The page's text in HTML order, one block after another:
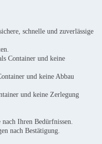
schnelle und zuverlässige
Container und keine
und keine Abbau
und keine Zerlegung
Ihren Bedürfnissen.
nach Bestätigung.